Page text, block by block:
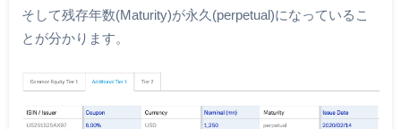
そして残存年数(Maturity)が永久(perpetual)になっているこ
とが分かります。